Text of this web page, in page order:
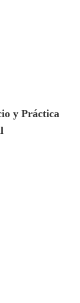
y Práctica